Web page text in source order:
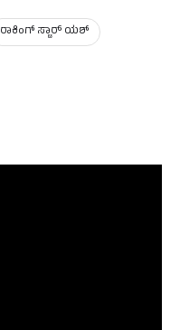
ರಾಕಿಂಗ್ ಸ್ಟಾರ್ ಯಶ್